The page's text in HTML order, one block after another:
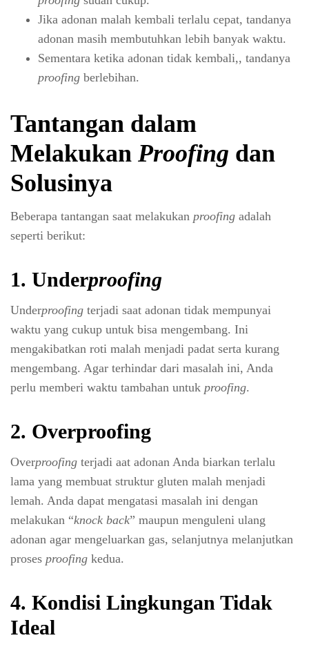
Jika adonan malah kembali terlalu cepat, tandanya
adonan masih membutuhkan lebih banyak waktu.
Sementara ketika adonan tidak kembali,, tandanya
proofing berlebihan.
Tantangan dalam
Melakukan Proofing dan
Solusinya
Beberapa tantangan saat melakukan proofing adalah
seperti berikut:
1. Underproofing
Underproofing terjadi saat adonan tidak mempunyai
waktu yang cukup untuk bisa mengembang. Ini
mengakibatkan roti malah menjadi padat serta kurang
mengembang. Agar terhindar dari masalah ini, Anda
perlu memberi waktu tambahan untuk proofing.
2. Overproofing
Overproofing terjadi aat adonan Anda biarkan terlalu
lama yang membuat struktur gluten malah menjadi
lemah. Anda dapat mengatasi masalah ini dengan
melakukan “knock back” maupun menguleni ulang
adonan agar mengeluarkan gas, selanjutnya melanjutkan
proses proofing kedua.
4. Kondisi Lingkungan Tidak
Ideal